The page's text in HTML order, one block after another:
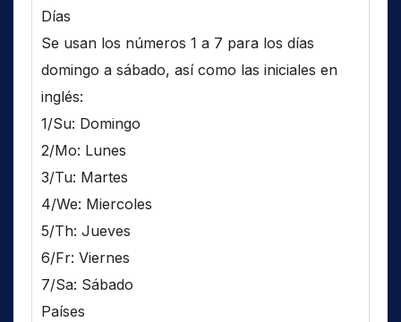
Días
Se usan los números 1 a 7 para los días
domingo a sábado, así como las iniciales en
inglés:
1/Su: Domingo
2/Mo: Lunes
3/Tu: Martes
4/We: Miercoles
5/Th: Jueves
6/Fr: Viernes
7/Sa: Sábado
Países